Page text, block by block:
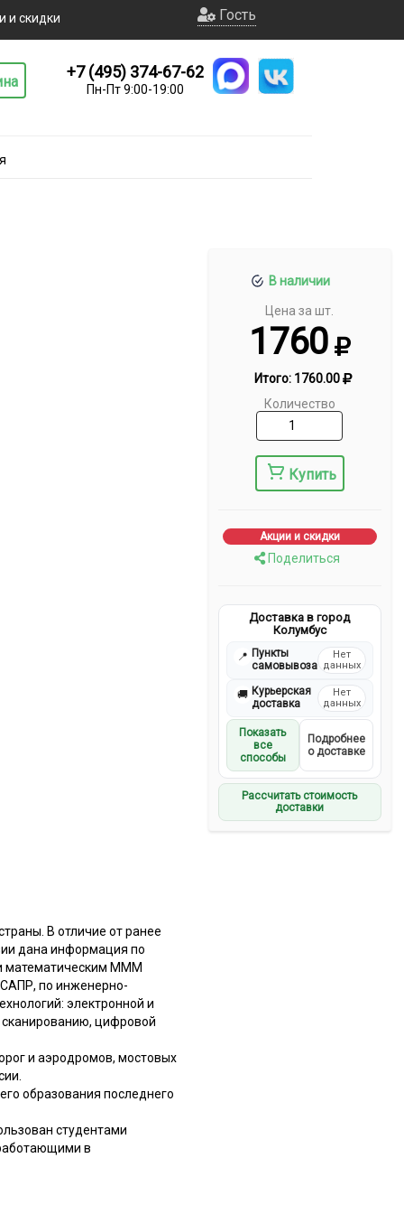
и скидки Гость
+7 (495) 374-67-62
Пн-Пт 9:00-19:00
В наличии
Цена за шт.
1760
Итого: 1760.00
Количество
Купить
Акции и скидки
Поделиться
Доставка в город
Колумбус
📍 Пункты
самовывоза
Нет
данных
🚚 Курьерская
доставка
Нет
данных
Показать
все
способы
Подробнее
о доставке
Рассчитать стоимость
доставки
В отличие от ранее
дана информация по
математическим МММ
по инженерно-
электронной и
цифровой
и аэродромов, мостовых
образования последнего
студентами
в